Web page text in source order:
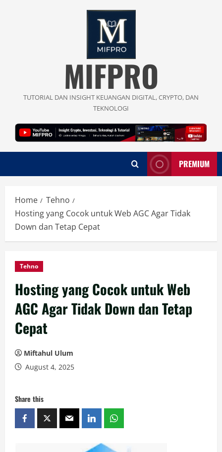
MIFPRO
TUTORIAL DAN INSIGHT KEUANGAN DIGITAL, CRYPTO, DAN
TEKNOLOGI
PREMIUM
Home
Tehno
Hosting yang Cocok untuk Web AGC Agar Tidak
Down dan Tetap Cepat
Tehno
Hosting yang Cocok untuk Web
AGC Agar Tidak Down dan Tetap
Cepat
Miftahul Ulum
August 4, 2025
Share this